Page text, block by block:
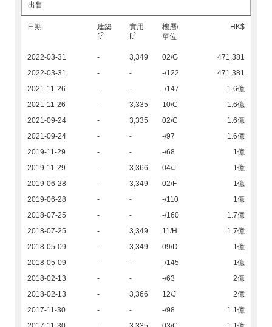
出售
日期
建築
ft2
實用
ft2
樓層/
單位
HK$
2022-03-31 - 3,349 02/G
471,381
2022-03-31
- - -/122
471,381
2021-11-26
- - -/147
1.6億
2021-11-26
- 3,335 10/C
1.6億
2021-09-24
- 3,335 02/C
1.6億
2021-09-24
- - -/97
1.6億
2019-11-29
- - -/68
1億
2019-11-29
- 3,366 04/J
1億
2019-06-28
- 3,349 02/F
1億
2019-06-28
- - -/110
1億
2018-07-25
- - -/160
1.7億
2018-07-25
- 3,349 11/H
1.7億
2018-05-09
- 3,349 09/D
1億
2018-05-09
- - -/145
1億
2018-02-13
- - -/63
2億
2018-02-13
- 3,366 12/J
2億
2017-11-30
- - -/98
1.1億